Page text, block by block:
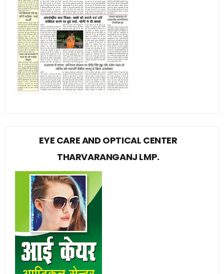
EYE CARE AND OPTICAL CENTER
THARVARANGANJ LMP.